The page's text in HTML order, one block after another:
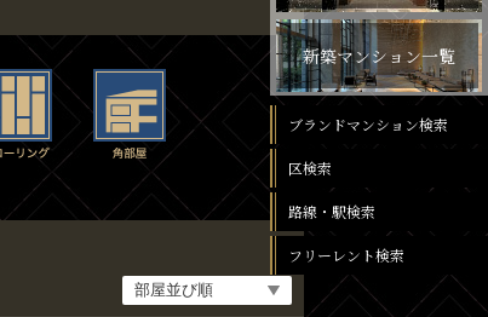
新築マンション一覧
ブランドマンション検索
区検索
路線・駅検索
フリーレント検索